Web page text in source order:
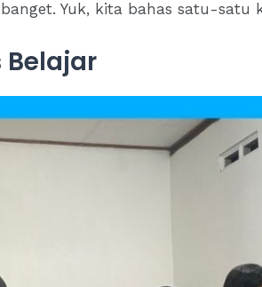
Yuk, kita bahas satu-satu
Belajar